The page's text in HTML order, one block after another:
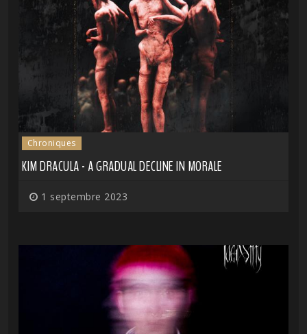
Chroniques
KIM DRACULA - A GRADUAL DECLINE IN MORALE
1 septembre 2023